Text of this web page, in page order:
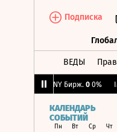
Подписка
ВЕДЫ
CNY Бирж. 0 0%
КАЛЕНДАРЬ
СОБЫТИЙ
Пн Вт Ср Чт